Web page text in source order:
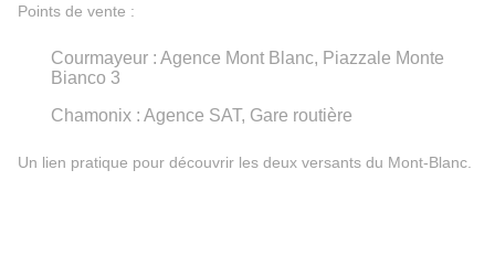
Points de vente :
Courmayeur : Agence Mont Blanc, Piazzale Monte
Bianco 3
Chamonix : Agence SAT, Gare routière
Un lien pratique pour découvrir les deux versants du Mont-Blanc.